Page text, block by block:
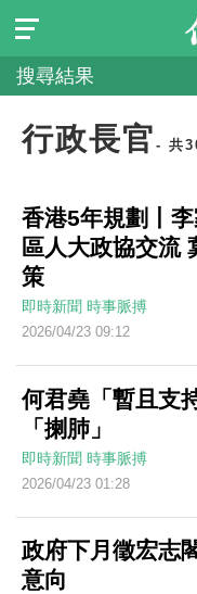
搜尋結果
行政長官 - 共
香港5年規劃丨
區人大政協交流
策
即時新聞 時事脈搏
2026/04/23 09:12
何君堯「暫且支
「揦肺」
即時新聞 時事脈搏
2026/04/23 01:28
政府下月徵宏志
意向